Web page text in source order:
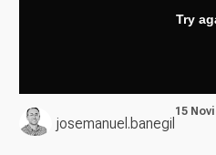
josemanuel.banegil
15